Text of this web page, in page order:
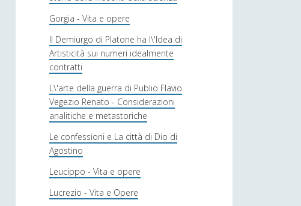
Gorgia - Vita e opere
Il Demiurgo di Platone ha l\'Idea di
Artisticità sui numeri idealmente
contratti
L\'arte della guerra di Publio Flavio
Vegezio Renato - Considerazioni
analitiche e metastoriche
Le confessioni e La città di Dio di
Agostino
Leucippo - Vita e opere
Lucrezio - Vita e Opere